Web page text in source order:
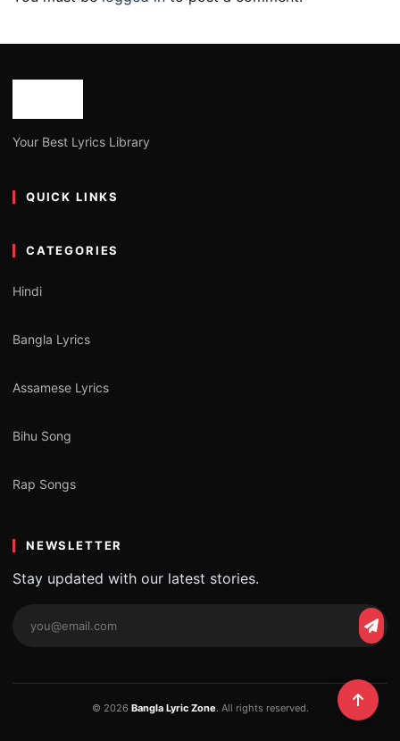
Your Best Lyrics Library
QUICK LINKS
CATEGORIES
Hindi
Bangla Lyrics
Assamese Lyrics
Bihu Song
Rap Songs
NEWSLETTER
Stay updated with our latest stories.
© 2026 Bangla Lyric Zone. All rights reserved.